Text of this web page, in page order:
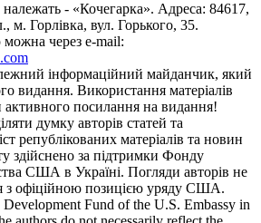
- «Кочегарка». Адреса: 84617,
м. Горлівка, вул. Горького, 35.
можна через e-mail:
інформаційний майданчик, який
видання. Використання матеріалів
активного посилання на видання!
думку авторів статей та
републікованих матеріалів та новин
здійснено за підтримки Фонду
США в Україні. Погляди авторів не
з офіційною позицією уряду США.
Fund of the U.S. Embassy in